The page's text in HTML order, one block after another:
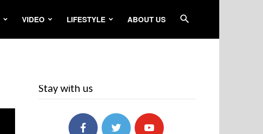
VIDEO LIFESTYLE ABOUT US
Stay with us